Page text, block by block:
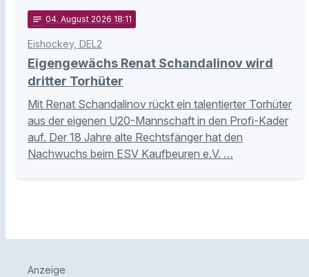
notes 04. August 2026 18:11
Eishockey, DEL2
Eigengewächs Renat Schandalinov wird
dritter Torhüter
Mit Renat Schandalinov rückt ein talentierter Torhüter
aus der eigenen U20-Mannschaft in den Profi-Kader
auf. Der 18 Jahre alte Rechtsfänger hat den
Nachwuchs beim ESV Kaufbeuren e.V. …
Anzeige